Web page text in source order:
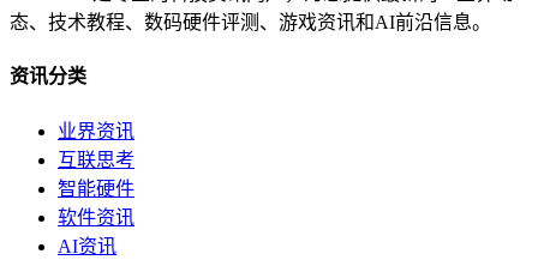
态、技术教程、数码硬件评测、游戏资讯和AI前沿信息。
资讯分类
业界资讯
互联思考
智能硬件
软件资讯
AI资讯